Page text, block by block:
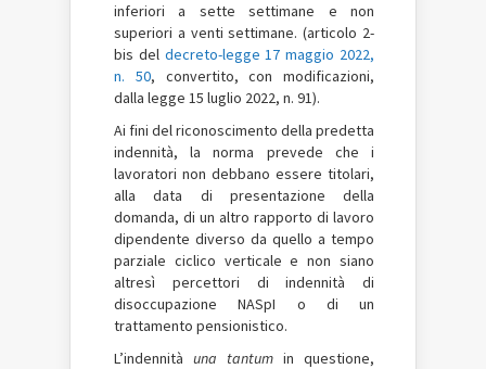
inferiori a sette settimane e non
superiori a venti settimane. (articolo 2-
bis del decreto-legge 17 maggio 2022,
n. 50, convertito, con modificazioni,
dalla legge 15 luglio 2022, n. 91).
Ai fini del riconoscimento della predetta
indennità, la norma prevede che i
lavoratori non debbano essere titolari,
alla data di presentazione della
domanda, di un altro rapporto di lavoro
dipendente diverso da quello a tempo
parziale ciclico verticale e non siano
altresì percettori di indennità di
disoccupazione NASpI o di un
trattamento pensionistico.
L’indennità una tantum in questione,